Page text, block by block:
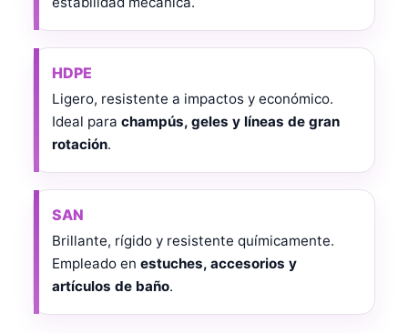
HDPE
Ligero, resistente a impactos y económico.
Ideal para champús, geles y líneas de gran
rotación.
SAN
Brillante, rígido y resistente químicamente.
Empleado en estuches, accesorios y
artículos de baño.